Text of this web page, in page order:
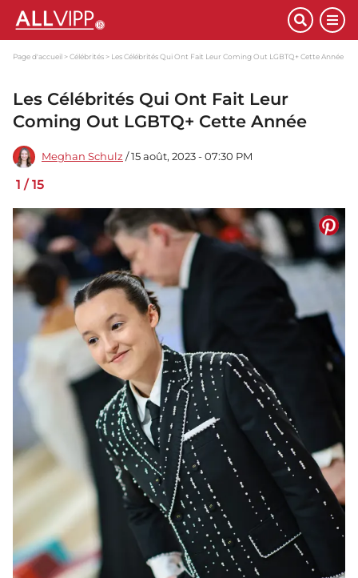
Page d'accueil Célébrités Les Célébrités Qui Ont Fait Leur Coming Out LGBTQ+ Cette Année
Les Célébrités Qui Ont Fait Leur
Coming Out LGBTQ+ Cette Année
Meghan Schulz / 15 août, 2023 - 07:30 PM
1 /15